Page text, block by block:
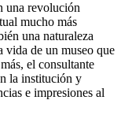
una revolución
mucho más
una naturaleza
vida de un museo que
el consultante
la institución y
e impresiones al